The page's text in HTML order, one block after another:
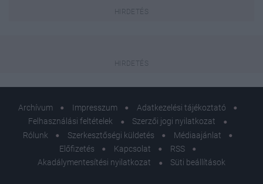
Archívum Impresszum
Adatkezelési tájékoztató
Felhasználási feltételek
Szerzői jogi nyilatkozat
Rólunk
Szerkesztőségi küldetés
Médiaajánlat
Előfizetés
Kapcsolat
RSS
Akadálymentesítési nyilatkozat
Süti beállítások